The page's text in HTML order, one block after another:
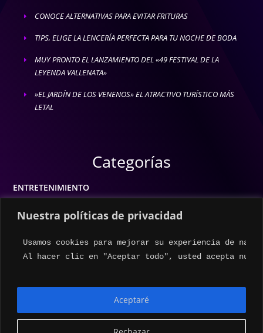
Nuestra políticas de privacidad
Usamos cookies para mejorar su experiencia de
Al hacer clic en "Aceptar todo", usted acepta
Aceptaré
E CONOCE ALTERNATIVAS PARA EVITAR FRITURAS
E TIPS, ELIGE LA LENCERÍA PERFECTA PARA TU NOCHE DE BODA
E
MUY PRONTO EL LANZAMIENTO DEL «49 FESTIVAL DE LA
LEYENDA VALLENATA»
E
»EL JARDÍN DE LOS VENENOS» EL ATRACTIVO TURÍSTICO MÁS
LETAL
Categorías
ENTRETENIMIENTO
ESTILO DE VIDA